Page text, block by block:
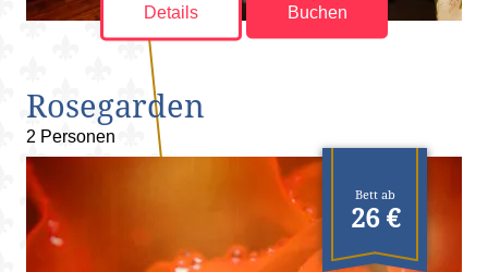
Details Buchen
Rosegarden
2 Personen
Bett ab
26 €